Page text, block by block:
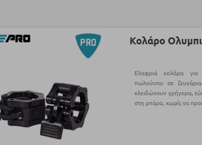
Κολάρο
Ελαφριά κολάρα
πωλούνται σε
κλειδώνουν γρήγορα,
στη μπάρα, χωρίς να